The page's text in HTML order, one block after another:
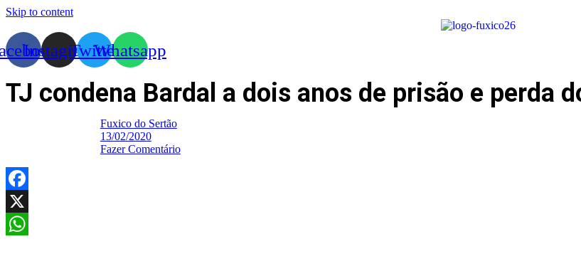
Skip to content
InstagramTwitterWhatsapp
TJ condena Bardal a dois anos de prisão e perda
Fuxico do Sertão
13/02/2020
Fazer Comentário
Facebook
X